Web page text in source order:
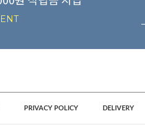
PRIVACY POLICY DELIVERY